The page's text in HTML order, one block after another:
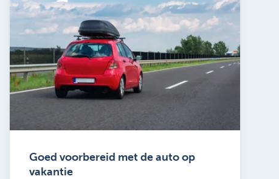
Goed voorbereid met de auto op
vakantie